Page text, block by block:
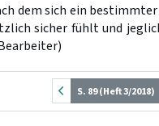
dem sich ein
sicher fühlt und
S. 89 (Heft 3/2018)